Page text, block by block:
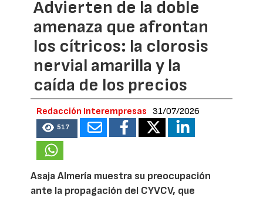
Advierten de la doble
amenaza que afrontan
los cítricos: la clorosis
nervial amarilla y la
caída de los precios
Redacción Interempresas 31/07/2026
517
Asaja Almería muestra su preocupación
ante la propagación del CYVCV, que